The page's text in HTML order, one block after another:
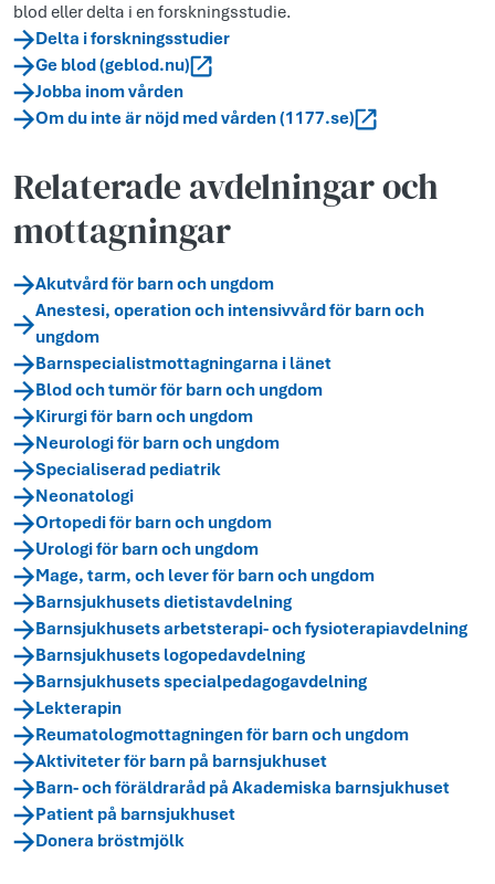
blod eller delta i en forskningsstudie.
Delta i forskningsstudier
Ge blod (geblod.nu)
Jobba inom vården
Om du inte är nöjd med vården (1177.se)
Relaterade avdelningar och
mottagningar
Akutvård för barn och ungdom
Anestesi, operation och intensivvård för barn och
ungdom
Barnspecialistmottagningarna i länet
Blod och tumör för barn och ungdom
Kirurgi för barn och ungdom
Neurologi för barn och ungdom
Specialiserad pediatrik
Neonatologi
Ortopedi för barn och ungdom
Urologi för barn och ungdom
Mage, tarm, och lever för barn och ungdom
Barnsjukhusets dietistavdelning
Barnsjukhusets arbetsterapi- och fysioterapiavdelning
Barnsjukhusets logopedavdelning
Barnsjukhusets specialpedagogavdelning
Lekterapin
Reumatologmottagningen för barn och ungdom
Aktiviteter för barn på barnsjukhuset
Barn- och föräldraråd på Akademiska barnsjukhuset
Patient på barnsjukhuset
Donera bröstmjölk